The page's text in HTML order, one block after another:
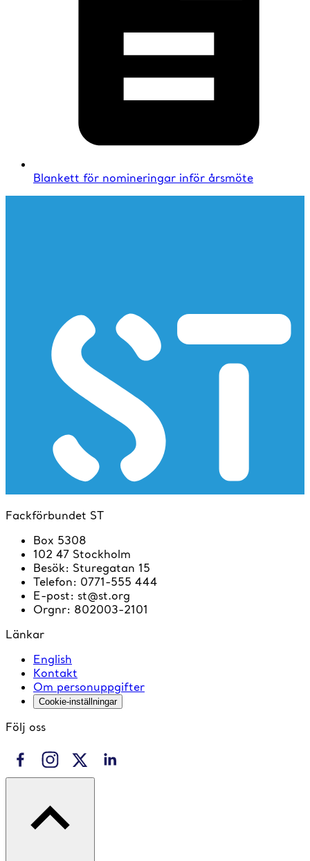
Blankett för nomineringar inför årsmöte
Fackförbundet ST
Box 5308
102 47 Stockholm
Besök: Sturegatan 15
Telefon: 0771-555 444
E-post: st@st.org
Orgnr: 802003-2101
Länkar
English
Kontakt
Om personuppgifter
Cookie-inställningar
Följ oss